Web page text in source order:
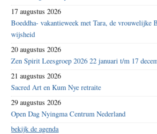
17 augustus 2026
Boeddha- vakantieweek met Tara, de vrouwelijke
wijsheid
20 augustus 2026
Zen Spirit Leesgroep 2026 22 januari t/m 17
21 augustus 2026
Sacred Art en Kum Nye retraite
29 augustus 2026
Open Dag Nyingma Centrum Nederland
bekijk de agenda